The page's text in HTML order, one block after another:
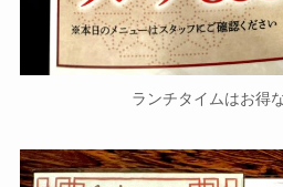
ランチタイムはお得